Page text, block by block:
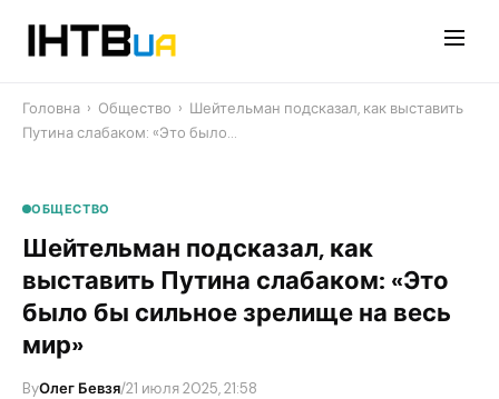
Головна › Общество › Шейтельман подсказал, как выставить
Путина слабаком: «Это было…
ОБЩЕСТВО
Шейтельман подсказал, как
выставить Путина слабаком: «Это
было бы сильное зрелище на весь
мир»
ByОлег Бевзя/21 июля 2025, 21:58